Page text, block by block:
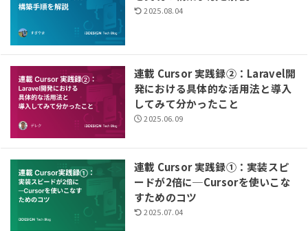
2025.08.04
連載 Cursor 実践録②：Laravel開
発における具体的な活用法と導入
してみて分かったこと
2025.06.09
連載 Cursor 実践録①：実装スピ
ードが2倍に─Cursorを使いこな
すためのコツ
2025.07.04